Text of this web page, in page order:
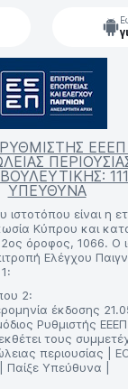
ΥΠΕΥΘΥΝΑ
ιστοτόπου είναι η
Κύπρου και
όροφος, 1066. Ο
Ελέγχου
2:
έκδοσης
Ρυθμιστής
τους
περιουσίας |
Υπεύθυνα |